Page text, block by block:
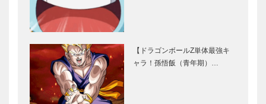
【ドラゴンボールZ単体最強キ
ャラ！孫悟飯（青年期）…